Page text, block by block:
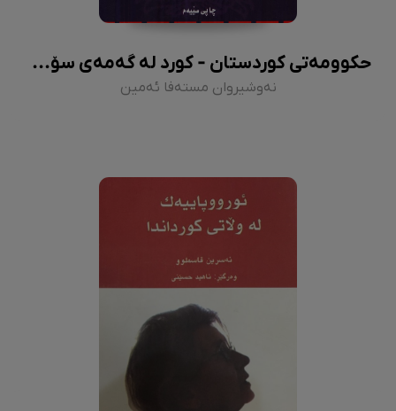
حکوومەتی کوردستان - کورد لە گەمەی سۆڤیەتدا
نەوشیروان مستەفا ئەمین